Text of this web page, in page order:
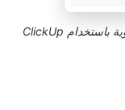
قم بإنشاء المهام وتعيينها وتحديد مستويات الأولوية باستخدام ClickUp